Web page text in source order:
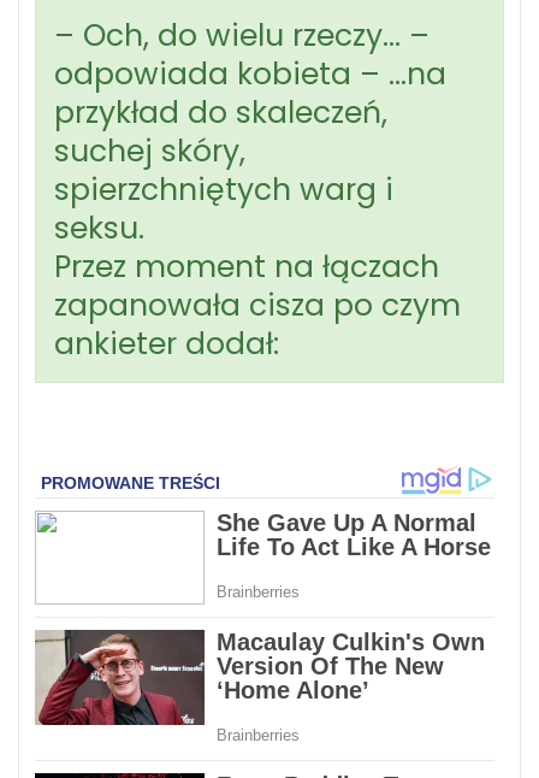
– Och, do wielu rzeczy… –
odpowiada kobieta – …na
przykład do skaleczeń,
suchej skóry,
spierzchniętych warg i
seksu.
Przez moment na łączach
zapanowała cisza po czym
ankieter dodał: